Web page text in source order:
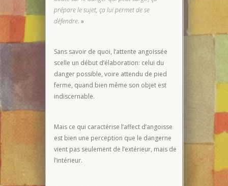
prépare le sujet, ça lui permet de se
défendre. »
Sans savoir de quoi, l’attente angoissée
scelle un début d’élaboration: celui du
danger possible, voire attendu de pied
ferme, quand bien même son objet est
indiscernable.
Mais ce qui caractérise l’affect d’angoisse
est bien une perception que le dangerne
vient pas seulement de l’extérieur, mais de
l’intérieur.